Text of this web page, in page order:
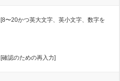
[8〜20かつ英大文字、英小文字、数字を
[確認のための再入力]